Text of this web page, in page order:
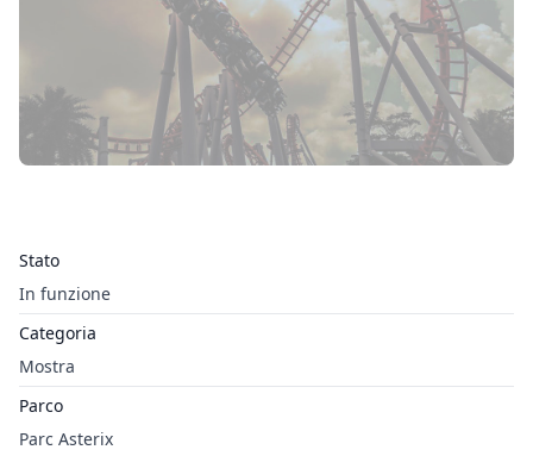
Stato
In funzione
Categoria
Mostra
Parco
Parc Asterix